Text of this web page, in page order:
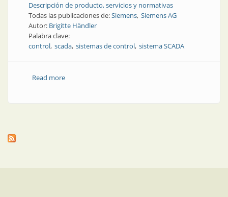
Descripción de producto, servicios y normativas
Todas las publicaciones de:Siemens Siemens AG
Autor: Brigitte Händler
Palabra clave:
control scada sistemas de control sistema SCADA
Read moreabout SCADA | Sistema SCADA más confiable y